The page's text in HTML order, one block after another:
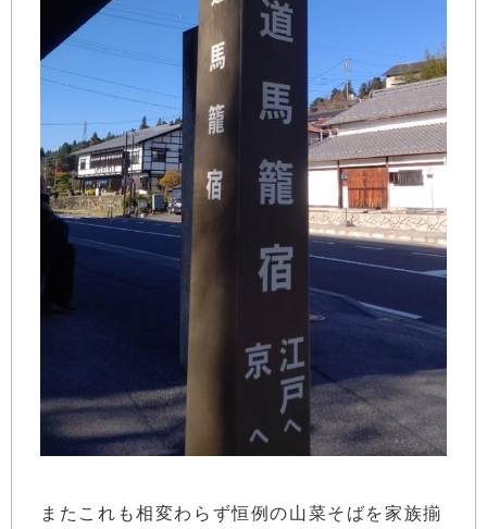
またこれも相変わらず恒例の山菜そばを家族揃